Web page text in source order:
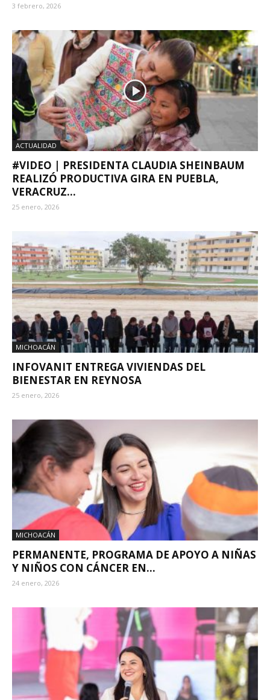
3 febrero, 2026
ACTUALIDAD
#VIDEO | PRESIDENTA CLAUDIA SHEINBAUM
REALIZÓ PRODUCTIVA GIRA EN PUEBLA,
VERACRUZ...
25 enero, 2026
MICHOACÁN
INFOVANIT ENTREGA VIVIENDAS DEL
BIENESTAR EN REYNOSA
25 enero, 2026
MICHOACÁN
PERMANENTE, PROGRAMA DE APOYO A NIÑAS
Y NIÑOS CON CÁNCER EN...
24 enero, 2026